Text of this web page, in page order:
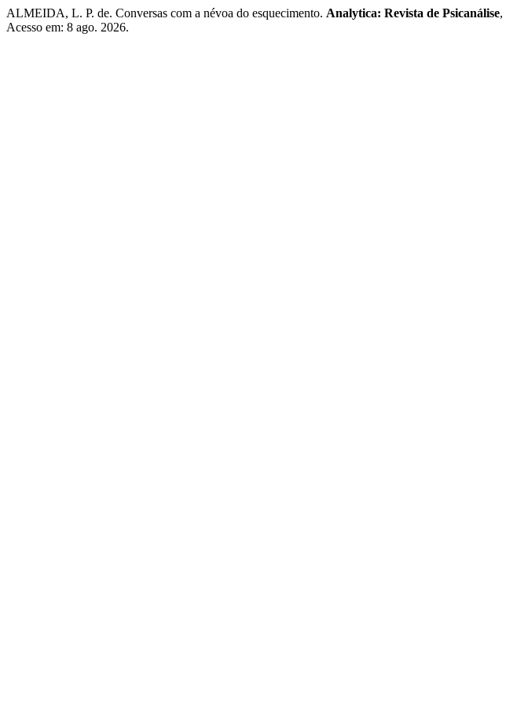
ALMEIDA, L. P. de. Conversas com a névoa do esquecimento. Analytica: Revista de Psicanálise,
Acesso em: 8 ago. 2026.